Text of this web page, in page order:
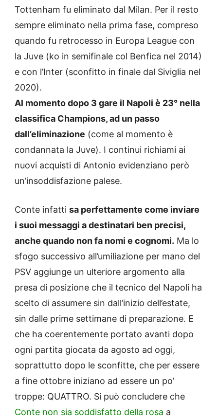
Tottenham fu eliminato dal Milan. Per il resto
sempre eliminato nella prima fase, compreso
quando fu retrocesso in Europa League con
la Juve (ko in semifinale col Benfica nel 2014)
e con l’Inter (sconfitto in finale dal Siviglia nel
2020).
Al momento dopo 3 gare il Napoli è 23° nella
classifica Champions, ad un passo
dall’eliminazione (come al momento è
condannata la Juve). I continui richiami ai
nuovi acquisti di Antonio evidenziano però
un’insoddisfazione palese.
Conte infatti sa perfettamente come inviare
i suoi messaggi a destinatari ben precisi,
anche quando non fa nomi e cognomi. Ma lo
sfogo successivo all’umiliazione per mano del
PSV aggiunge un ulteriore argomento alla
presa di posizione che il tecnico del Napoli ha
scelto di assumere sin dall’inizio dell’estate,
sin dalle prime settimane di preparazione. E
che ha coerentemente portato avanti dopo
ogni partita giocata da agosto ad oggi,
soprattutto dopo le sconfitte, che per essere
a fine ottobre iniziano ad essere un po’
troppe: QUATTRO. Si può concludere che
Conte non sia soddisfatto della rosa a